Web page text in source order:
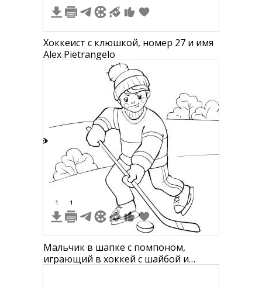
Хоккеист с клюшкой, номер 27 и имя
Alex Pietrangelo
1 1
Мальчик в шапке с помпоном,
играющий в хоккей с шайбой и